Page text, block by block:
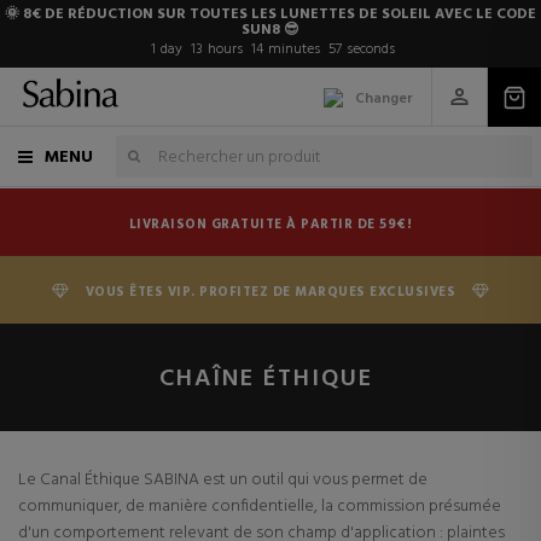
🌞 8€ DE RÉDUCTION SUR TOUTES LES LUNETTES DE SOLEIL AVEC LE CODE
SUN8 😎
1 day 13 hours 14 minutes 57 seconds
Changer
MENU
LIVRAISON GRATUITE À PARTIR DE 59€!
VOUS ÊTES VIP. PROFITEZ DE MARQUES EXCLUSIVES
CHAÎNE ÉTHIQUE
Le Canal Éthique SABINA est un outil qui vous permet de
communiquer, de manière confidentielle, la commission présumée
d'un comportement relevant de son champ d'application : plaintes